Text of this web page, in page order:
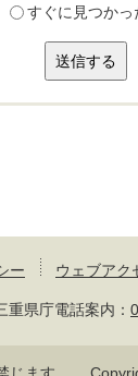
すぐに見つかっ
ー ウェブアク
県庁電話案内：